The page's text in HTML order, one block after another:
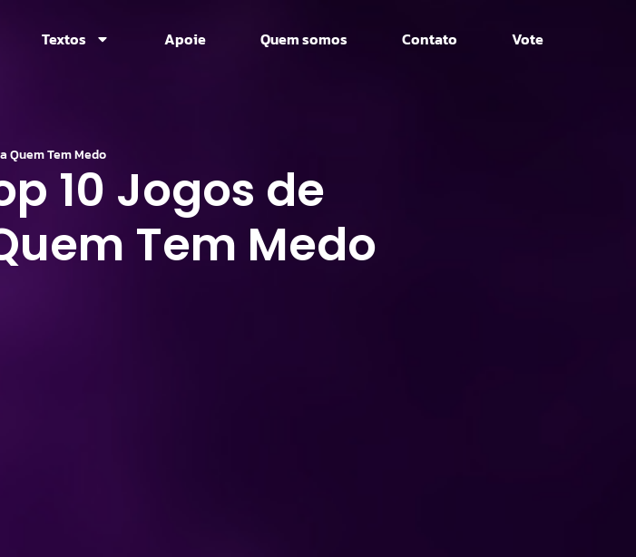
Textos Apoie Quem somos Contato Vote
Quem Tem Medo
10 Jogos de
Tem Medo